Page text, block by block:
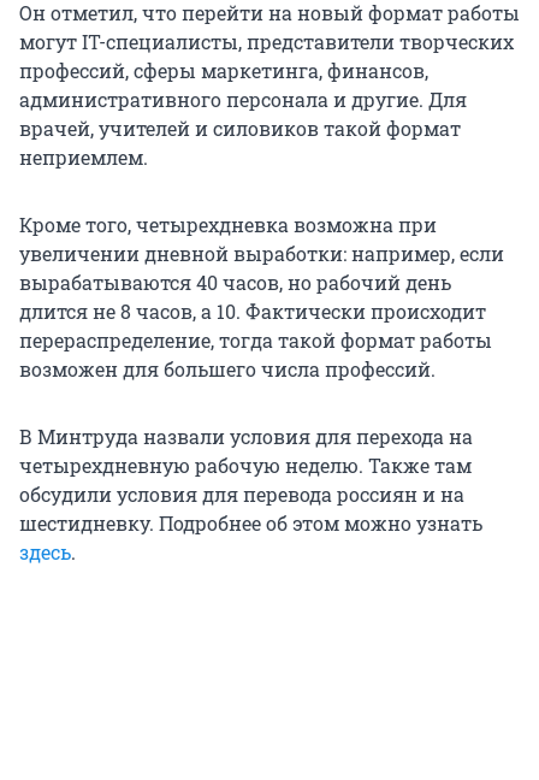
Он отметил, что перейти на новый формат работы
могут IT-специалисты, представители творческих
профессий, сферы маркетинга, финансов,
административного персонала и другие. Для
врачей, учителей и силовиков такой формат
неприемлем.
Кроме того, четырехдневка возможна при
увеличении дневной выработки: например, если
вырабатываются 40 часов, но рабочий день
длится не 8 часов, а 10. Фактически происходит
перераспределение, тогда такой формат работы
возможен для большего числа профессий.
В Минтруда назвали условия для перехода на
четырехдневную рабочую неделю. Также там
обсудили условия для перевода россиян и на
шестидневку. Подробнее об этом можно узнать
здесь.